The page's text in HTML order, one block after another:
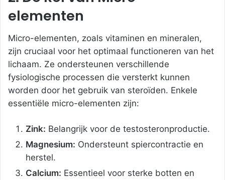
elementen
Micro-elementen, zoals vitaminen en mineralen,
zijn cruciaal voor het optimaal functioneren van het
lichaam. Ze ondersteunen verschillende
fysiologische processen die versterkt kunnen
worden door het gebruik van steroïden. Enkele
essentiële micro-elementen zijn:
Zink: Belangrijk voor de testosteronproductie.
Magnesium: Ondersteunt spiercontractie en
herstel.
Calcium: Essentieel voor sterke botten en